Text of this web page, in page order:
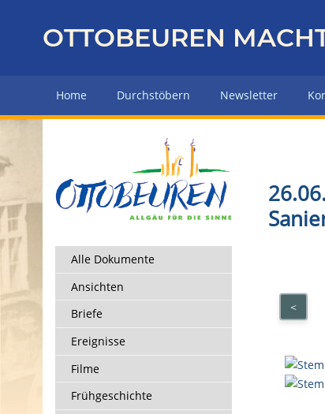
z
r
H
u
p
e
OTTOBEUREN
Home Durchstöbern Newsletter
Alle Dokumente
Ansichten
Briefe
Ereignisse
Filme
Frühgeschichte
<